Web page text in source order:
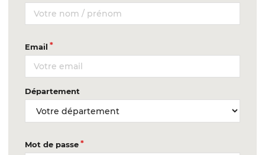
Email
Département
Mot de passe